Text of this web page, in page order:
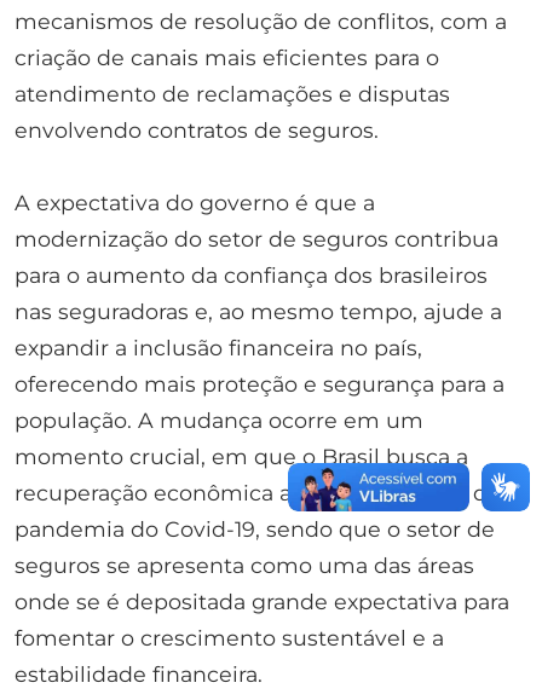
mecanismos de resolução de conflitos, com a
criação de canais mais eficientes para o
atendimento de reclamações e disputas
envolvendo contratos de seguros.
A expectativa do governo é que a
modernização do setor de seguros contribua
para o aumento da confiança dos brasileiros
nas seguradoras e, ao mesmo tempo, ajude a
expandir a inclusão financeira no país,
oferecendo mais proteção e segurança para a
população. A mudança ocorre em um
momento crucial, em que o Brasil busca a
recuperação econômica após os impactos da
pandemia do Covid-19, sendo que o setor de
seguros se apresenta como uma das áreas
onde se é depositada grande expectativa para
fomentar o crescimento sustentável e a
estabilidade financeira.